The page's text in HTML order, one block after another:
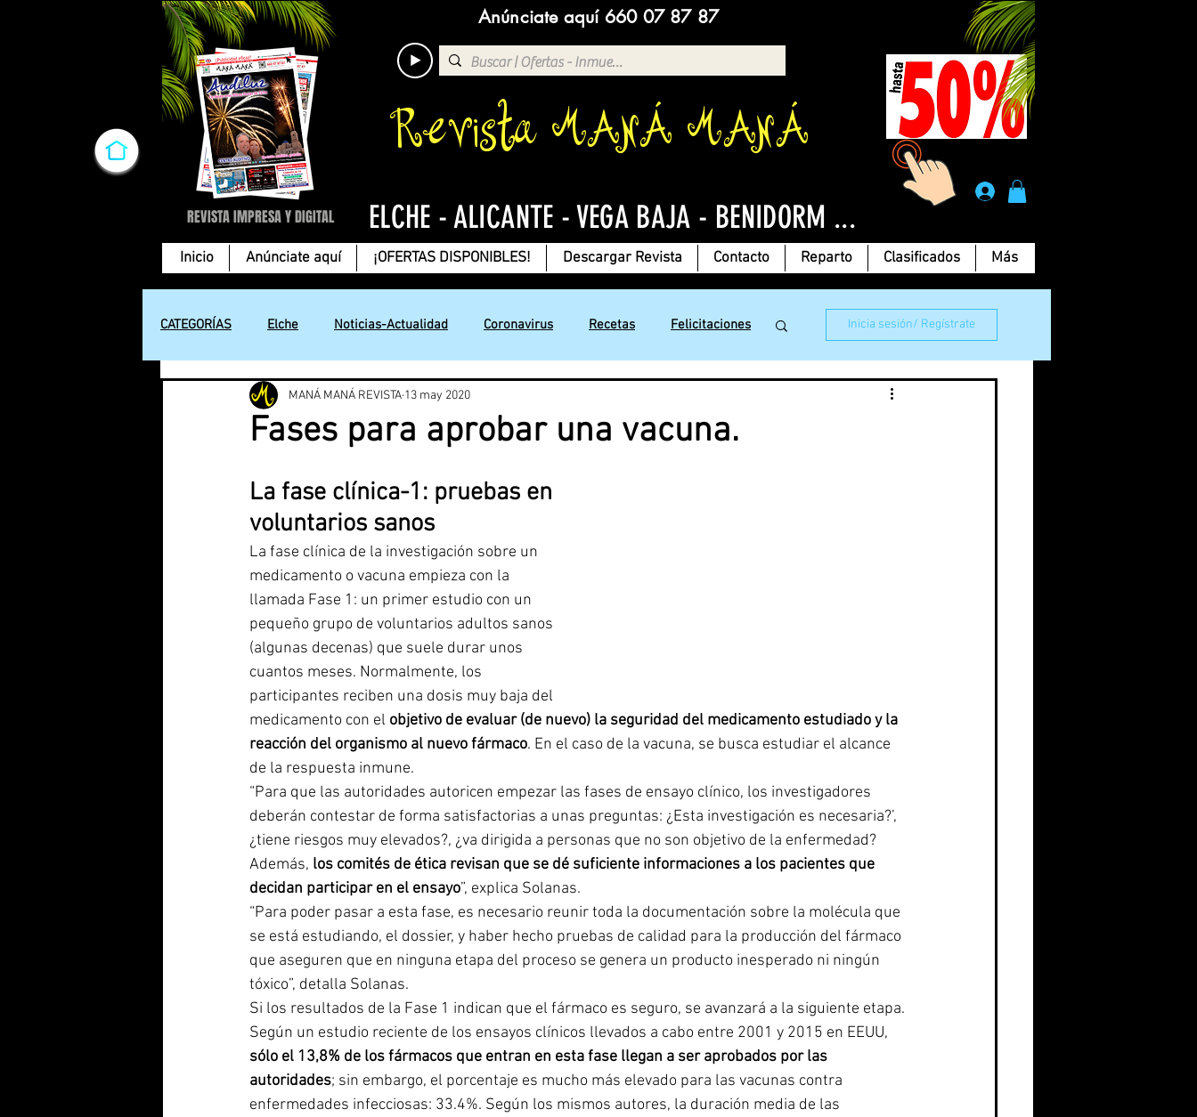
Anúnciate aquí 660 07 87 87
Revista MANÁ MANÁ
ELCHE - ALICANTE - VEGA BAJA - BENIDORM ...
REVISTA IMPRESA Y DIGITAL
.
Inicio Anúnciate aquí ¡OFERTAS DISPONIBLES! Descargar Revista Contacto Reparto Clasificados Más
CATEGORÍAS Elche Noticias-Actualidad Coronavirus Recetas Felicitaciones
Cartas de amor Tecnología Jesús con Amor
Inicia sesión/ Regístrate
Fases para aprobar una vacuna.
MANÁ MANÁ REVISTA 13 may 2020
La fase clínica-1: pruebas en
voluntarios sanos
La fase clínica de la investigación sobre un
medicamento o vacuna empieza con la
llamada Fase 1: un primer estudio con un
pequeño grupo de voluntarios adultos sanos
(algunas decenas) que suele durar unos
cuantos meses. Normalmente, los
participantes reciben una dosis muy baja del
medicamento con el objetivo de evaluar (de nuevo) la seguridad del medicamento estudiado y la
reacción del organismo al nuevo fármaco. En el caso de la vacuna, se busca estudiar el alcance
de la respuesta inmune.
“Para que las autoridades autoricen empezar las fases de ensayo clínico, los investigadores
deberán contestar de forma satisfactorias a unas preguntas: ¿Esta investigación es necesaria?’,
¿tiene riesgos muy elevados?, ¿va dirigida a personas que no son objetivo de la enfermedad?
Además, los comités de ética revisan que se dé suficiente informaciones a los pacientes que
decidan participar en el ensayo”, explica Solanas.
“Para poder pasar a esta fase, es necesario reunir toda la documentación sobre la molécula que
se está estudiando, el dossier, y haber hecho pruebas de calidad para la producción del fármaco
que aseguren que en ninguna etapa del proceso se genera un producto inesperado ni ningún
tóxico”, detalla Solanas.
Si los resultados de la Fase 1 indican que el fármaco es seguro, se avanzará a la siguiente etapa.
Según un estudio reciente de los ensayos clínicos llevados a cabo entre 2001 y 2015 en EEUU,
sólo el 13,8% de los fármacos que entran en esta fase llegan a ser aprobados por las
autoridades; sin embargo, el porcentaje es mucho más elevado para las vacunas contra
enfermedades infecciosas: 33.4%. Según los mismos autores, la duración media de las